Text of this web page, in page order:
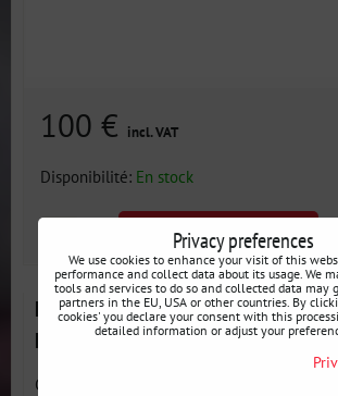
100 € incl. VAT
Disponibilité: En stock
AJOUTER AU PANIER
Kit de réparation des points de levage
E36 Coupé
Ce kit de réparation des points de levage
Privacy preferences
We use cookies to enhance your visit of this
performance and collect data about its usage. We
tools and services to do so and collected data may
partners in the EU, USA or other countries. By
cookies' you declare your consent with this
detailed information or adjust your